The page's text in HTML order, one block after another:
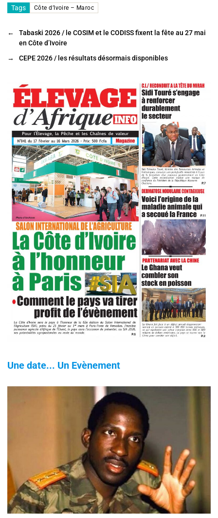
c
e
b
o
k
tt
er
ai
l
ta
g
er
Tags Côte d’Ivoire – Maroc
←
Tabaski 2026 / le COSIM et le CODISS fixent la fête au 27 mai
en Côte d’Ivoire
→
CEPE 2026 / les résultats désormais disponibles
Une date... Un Evènement